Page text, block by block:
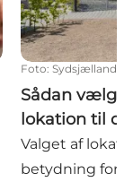
Foto: Sydsjælland
Sådan
lokation til
Valget af
betydning for